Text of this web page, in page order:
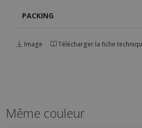
PACKING
Image Télécharger la fiche
Même couleur